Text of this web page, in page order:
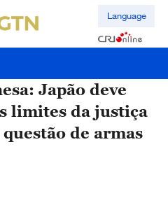
Language
Japão deve
limites da justiça
de armas